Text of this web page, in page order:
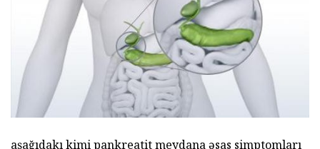
aşağıdakı kimi pankreatit meydana əsas simptomları